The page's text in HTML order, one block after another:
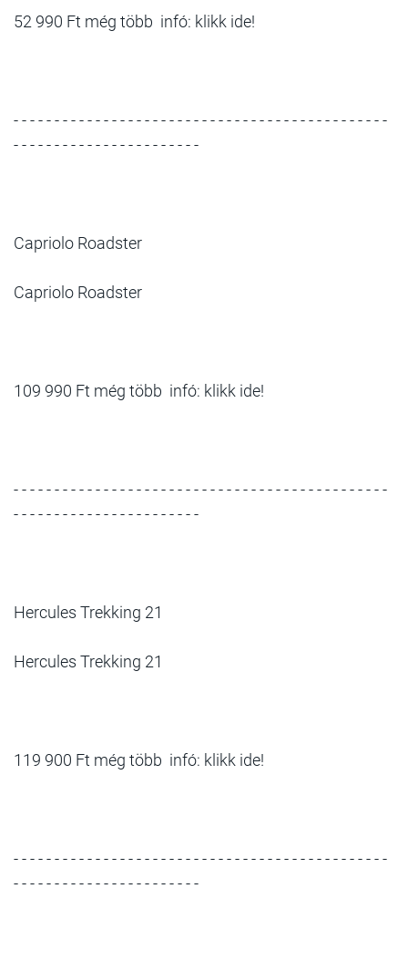
52 990 Ft még több infó: klikk ide!
- - - - - - - - - - - - - - - - - - - - - - - - - - - - - - - - - - - - - - - - - - - - - -
- - - - - - - - - - - - - - - - - - - - - - -
Capriolo Roadster
Capriolo Roadster
109 990 Ft még több infó: klikk ide!
- - - - - - - - - - - - - - - - - - - - - - - - - - - - - - - - - - - - - - - - - - - - - -
- - - - - - - - - - - - - - - - - - - - - - -
Hercules Trekking 21
Hercules Trekking 21
119 900 Ft még több infó: klikk ide!
- - - - - - - - - - - - - - - - - - - - - - - - - - - - - - - - - - - - - - - - - - - - - -
- - - - - - - - - - - - - - - - - - - - - - -